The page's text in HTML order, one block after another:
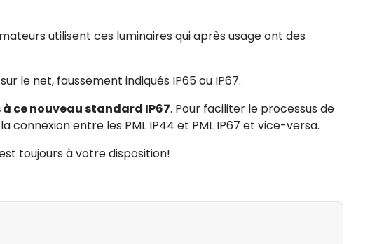
utilisent ces luminaires qui après usage ont des
le net, faussement indiqués IP65 ou IP67.
ce nouveau standard IP67. Pour faciliter le processus de
entre les PML IP44 et PML IP67 et vice-versa.
toujours à votre disposition!